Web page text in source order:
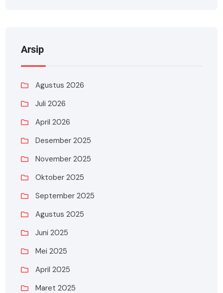
Arsip
Agustus 2026
Juli 2026
April 2026
Desember 2025
November 2025
Oktober 2025
September 2025
Agustus 2025
Juni 2025
Mei 2025
April 2025
Maret 2025